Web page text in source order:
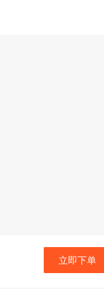
立即下单